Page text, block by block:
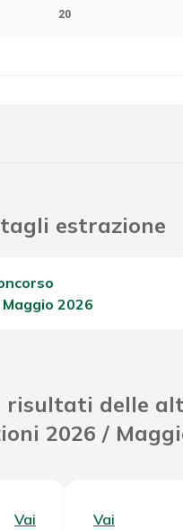
20
estrazione
2026
risultati delle
2026 /
Vai
Vai